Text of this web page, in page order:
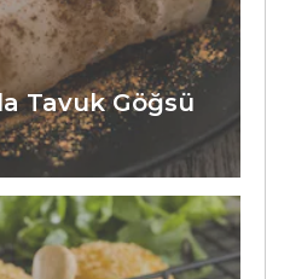
Tavuk Göğsü